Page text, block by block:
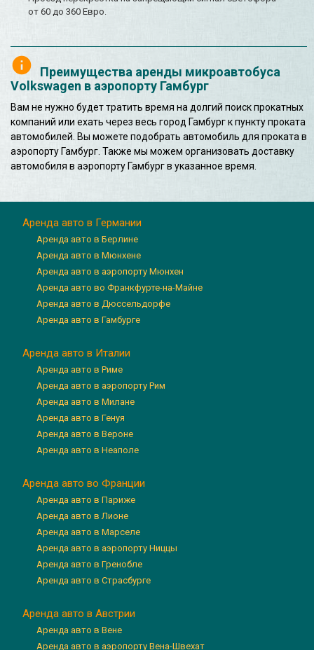
от 60 до 360 Евро.
Преимущества аренды микроавтобуса
Volkswagen в аэропорту Гамбург
Вам не нужно будет тратить время на долгий поиск прокатных
компаний или ехать через весь город Гамбург к пункту проката
автомобилей. Вы можете подобрать автомобиль для проката в
аэропорту Гамбург. Также мы можем организовать доставку
автомобиля в аэропорту Гамбург в указанное время.
Аренда авто в Германии
Аренда авто в Берлине
Аренда авто в Мюнхене
Аренда авто в аэропорту Мюнхен
Аренда авто во Франкфурте-на-Майне
Аренда авто в Дюссельдорфе
Аренда авто в Гамбурге
Аренда авто в Италии
Аренда авто в Риме
Аренда авто в аэропорту Рим
Аренда авто в Милане
Аренда авто в Генуя
Аренда авто в Вероне
Аренда авто в Неаполе
Аренда авто во Франции
Аренда авто в Париже
Аренда авто в Лионе
Аренда авто в Марселе
Аренда авто в аэропорту Ниццы
Аренда авто в Гренобле
Аренда авто в Страсбурге
Аренда авто в Австрии
Аренда авто в Вене
Аренда авто в аэропорту Вена-Швехат